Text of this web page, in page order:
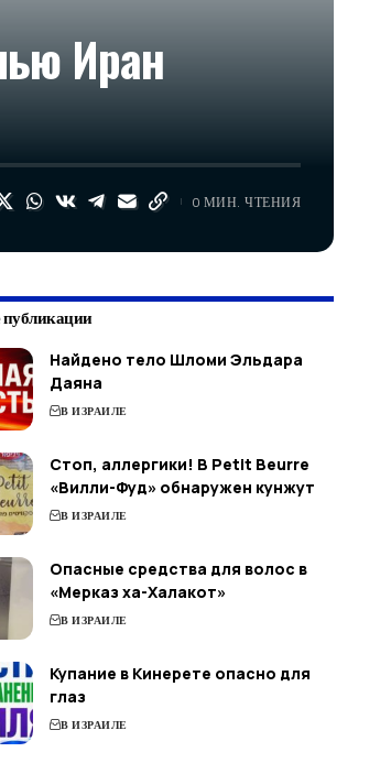
Иран
0 МИН. ЧТЕНИЯ
Найдено тело Шломи Эльдара
Даяна
В ИЗРАИЛЕ
Стоп, аллергики! В Petit Beurre
«Вилли-Фуд» обнаружен кунжут
В ИЗРАИЛЕ
Опасные средства для волос в
«Мерказ ха-Халакот»
В ИЗРАИЛЕ
Купание в Кинерете опасно для
глаз
В ИЗРАИЛЕ